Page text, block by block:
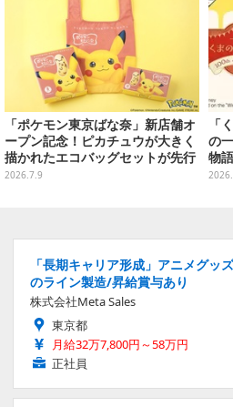
「ポケモン東京ばな奈」新店舗オ
ープン記念！ピカチュウが大きく
描かれたエコバッグセットが先行
販売、 フレークシールシートプレ
2026.7.9
「
の
物
ク
「長期キャリア形成」アニメグッ
のライン製造/昇給賞与あり
株式会社Meta Sales
東京都
月給32万7,800円～58万円
正社員